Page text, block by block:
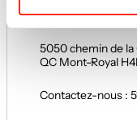
5050 chemin de
QC Mont-Royal
Contactez-nous :